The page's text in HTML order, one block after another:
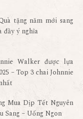
tặng năm mới sang
đầy ý nghĩa
Walker được lựa
– Top 3 chai Johnnie
Mua Dịp Tết Nguyên
Sang – Uống Ngon